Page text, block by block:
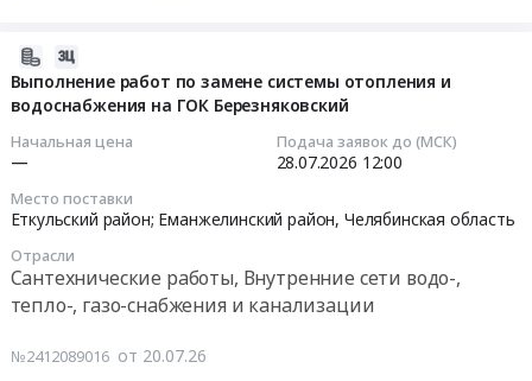
Выполнение работ по замене системы отопления и
водоснабжения на ГОК Березняковский
Начальная цена
—
Подача заявок до (МСК)
28.07.2026 12:00
Место поставки
Еткульский район; Еманжелинский район, Челябинская область
Отрасли
Сантехнические работы, Внутренние сети водо-,
тепло-, газо-снабжения и канализации
№2412089016 от 20.07.26